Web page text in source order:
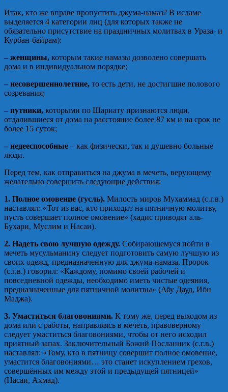
Итак, кто же вправе пропустить джума-намаз? В исламе
выделяется 4 категории лиц (для которых также не
обязательно присутствие на праздничных молитвах в Ураза- и
Курбан-байрам):
– женщины, которым такие намазы дозволено совершать
дома и в индивидуальном порядке;
– несовершеннолетние, то есть дети, не достигшие полового
созревания;
– путники, которыми по Шариату признаются люди,
отдалившиеся от дома на расстояние более 87 км и на срок не
более 15 суток;
– недееспособные – как физически, так и душевно больные
люди.
Перед тем, как отправиться на джума в мечеть, верующему
желательно совершить следующие действия:
1. Полное омовение (гусль). Милость миров Мухаммад (с.г.в.)
наставлял: «Тот из вас, кто приходит на пятничную молитву,
пусть совершает полное омовение» (хадис приводят аль-
Бухари, Муслим и Насаи).
2. Надеть свою лучшую одежду. Собирающемуся пойти в
мечеть мусульманину следует подготовить самую лучшую из
своих одежд, предназначенную для джума-намаза. Пророк
(с.г.в.) говорил: «Каждому, помимо своей рабочей и
повседневной одежды, необходимо иметь чистые одеяния,
предназначенные для пятничной молитвы» (Абу Дауд, Ибн
Маджа).
3. Умаститься благовониями. К тому же, перед выходом из
дома или с работы, направляясь в мечеть, правоверному
следует умаститься благовониями, чтобы от него исходил
приятный запах. Заключительный Божий Посланник (с.г.в.)
наставлял: «Тому, кто в пятницу совершит полное омовение,
умастится благовониями… это станет искуплением грехов,
совершённых им между этой и предыдущей пятницей»
(Насаи, Ахмад).